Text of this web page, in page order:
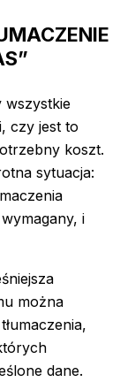
wszystkie
czy jest to
koszt.
sytuacja:
i
można
dane.